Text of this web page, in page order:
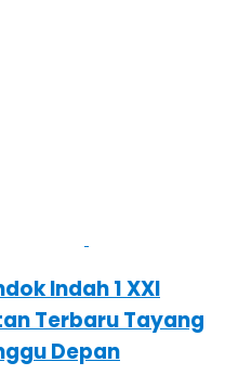
Indah 1 XXI
Terbaru Tayang
Depan